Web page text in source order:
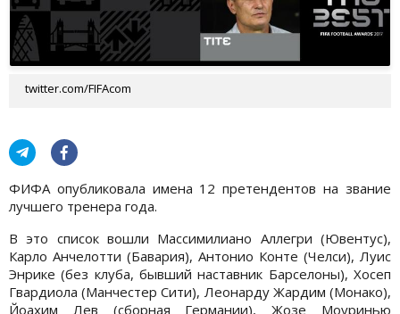
twitter.com/FIFAcom
ФИФА опубликовала имена 12 претендентов на звание
лучшего тренера года.
В это список вошли Массимилиано Аллегри (Ювентус),
Карло Анчелотти (Бавария), Антонио Конте (Челси), Луис
Энрике (без клуба, бывший наставник Барселоны), Хосеп
Гвардиола (Манчестер Сити), Леонарду Жардим (Монако),
Йоахим Лев (сборная Германии), Жозе Моуринью